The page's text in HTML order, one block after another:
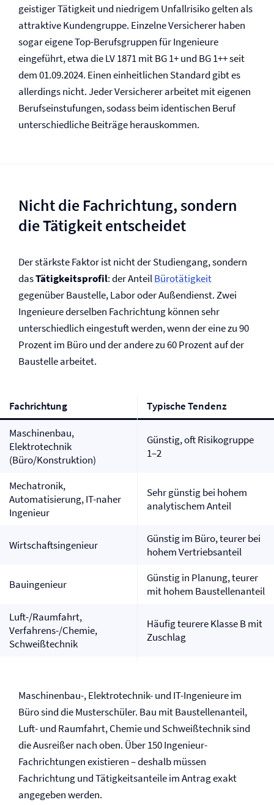
geistiger Tätigkeit und niedrigem Unfallrisiko gelten als
attraktive Kundengruppe. Einzelne Versicherer haben
sogar eigene Top-Berufsgruppen für Ingenieure
eingeführt, etwa die LV 1871 mit BG 1+ und BG 1++ seit
dem 01.09.2024. Einen einheitlichen Standard gibt es
allerdings nicht. Jeder Versicherer arbeitet mit eigenen
Berufseinstufungen, sodass beim identischen Beruf
unterschiedliche Beiträge herauskommen.
Nicht die Fachrichtung, sondern
die Tätigkeit entscheidet
Der stärkste Faktor ist nicht der Studiengang, sondern
dasTätigkeitsprofil: der AnteilBürotätigkeit
gegenüber Baustelle, Labor oder Außendienst. Zwei
Ingenieure derselben Fachrichtung können sehr
unterschiedlich eingestuft werden, wenn der eine zu 90
Prozent im Büro und der andere zu 60 Prozent auf der
Baustelle arbeitet.
Fachrichtung
Typische Tendenz
Maschinenbau,
Elektrotechnik
(Büro/Konstruktion)
Günstig, oft Risikogruppe
1–2
Mechatronik,
Automatisierung, IT-naher
Ingenieur
Sehr günstig bei hohem
analytischem Anteil
Wirtschaftsingenieur
Günstig im Büro, teurer bei
hohem Vertriebsanteil
Bauingenieur
Günstig in Planung, teurer
mit hohem Baustellenanteil
Luft-/Raumfahrt,
Verfahrens-/Chemie,
Schweißtechnik
Häufig teurere Klasse B mit
Zuschlag
Maschinenbau-, Elektrotechnik- und IT-Ingenieure im
Büro sind die Musterschüler. Bau mit Baustellenanteil,
Luft- und Raumfahrt, Chemie und Schweißtechnik sind
die Ausreißer nach oben. Über 150 Ingenieur-
Fachrichtungen existieren – deshalb müssen
Fachrichtung und Tätigkeitsanteile im Antrag exakt
angegeben werden.